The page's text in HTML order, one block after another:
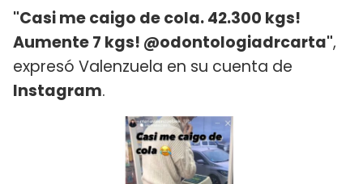
"Casi me caigo de cola. 42.300 kgs!
Aumente 7 kgs! @odontologiadrcarta",
expresó Valenzuela en su cuenta de
Instagram.